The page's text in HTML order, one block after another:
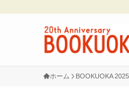
ホーム BOOKUOKA 2025